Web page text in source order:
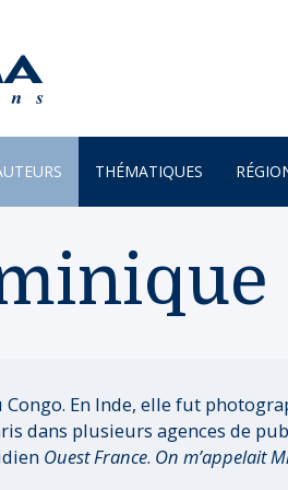
THÉMATIQUES
ENVIRONNEMENT
ILES
MER
MONTAGNE
ASIE
En Inde, elle fut
dans plusieurs agences de
Ouest France. On m’appelait